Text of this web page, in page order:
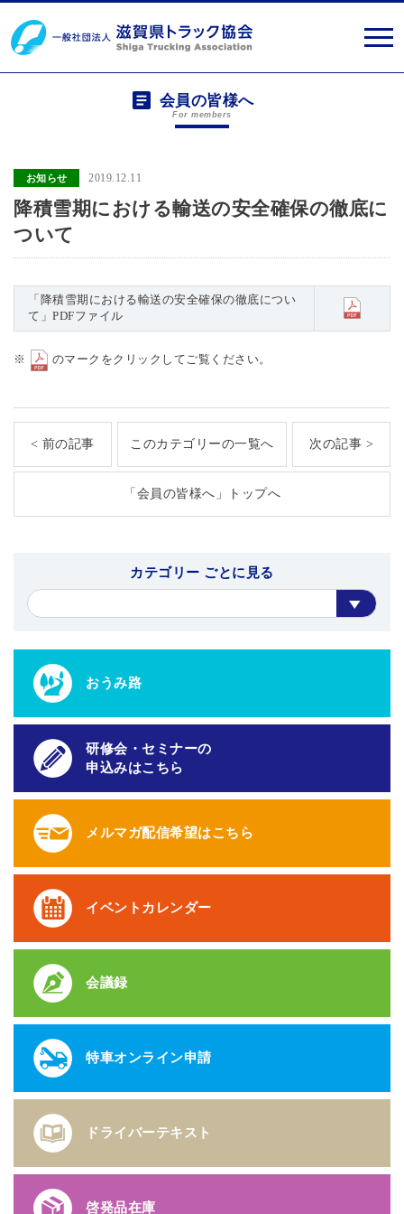
会員の皆様へ
For members
お知らせ 2019.12.11
降積雪期における輸送の安全確保の徹底に
ついて
「降積雪期における輸送の安全確保の徹底につい
て」PDFファイル
※ のマークをクリックしてご覧ください。
< 前の記事 このカテゴリーの一覧へ 次の記事 >
「会員の皆様へ」トップへ
カテゴリー ごとに見る
おうみ路
研修会・セミナーの
申込みはこちら
メルマガ配信希望はこちら
イベントカレンダー
会議録
特車オンライン申請
ドライバーテキスト
啓発品在庫